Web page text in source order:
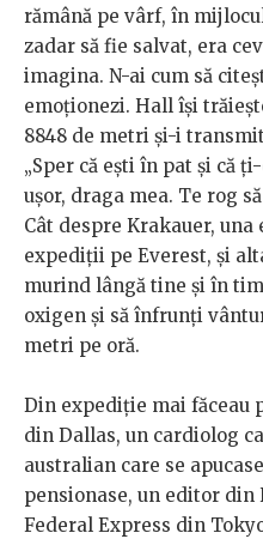
rămână pe vârf, în
zadar să fie salvat, era
imagina. N-ai cum să
emoționezi. Hall își
8848 de metri și-i
„Sper că ești în pat și că
ușor, draga mea. Te rog
Cât despre Krakauer, una
expediții pe Everest, și
murind lângă tine și în
oxigen și să înfrunți
metri pe oră.
Din expediție mai făceau
din Dallas, un cardiolog
australian care se
pensionase, un editor din
Federal Express din